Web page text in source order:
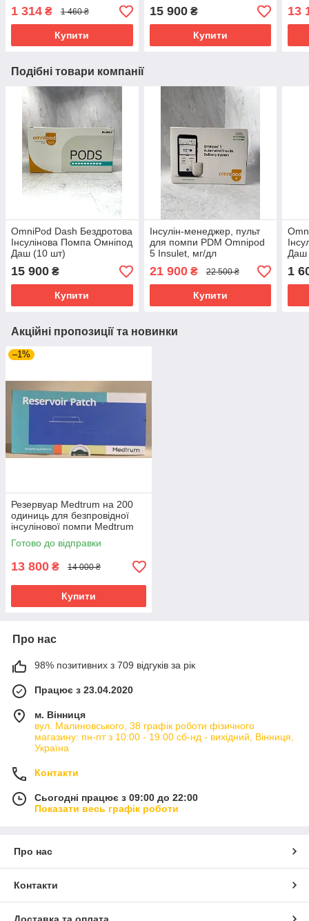
1 314 ₴ 1 460 ₴
Купити
15 900₴
Купити
13
Подібні товари компанії
OmniPod Dash Бездротова
Інсулінова Помпа Омніпод
Даш (10 шт)
15 900 ₴
Купити
Інсулін-менеджер, пульт
для помпи PDM Omnipod
5 Insulet, мг/дл
21 900₴ 22 500 ₴
Купити
1
Акційні пропозиції та новинки
–1%
Резервуар Medtrum на 200
одиниць для безпровідної
інсулінової помпи Medtrum
TouchCare
Готово до відправки
13 800 ₴ 14 000 ₴
Купити
Про нас
98% позитивних з 709 відгуків за рік
Працює з 23.04.2020
м. Вінниця
вул. Малиновського, 38 графік роботи фізичного
магазину: пн-пт з 10:00 - 19:00 сб-нд - вихідний, Вінниця,
Україна
Контакти
Сьогодні працює з 09:00 до 22:00
Показати весь графік роботи
Про нас
Контакти